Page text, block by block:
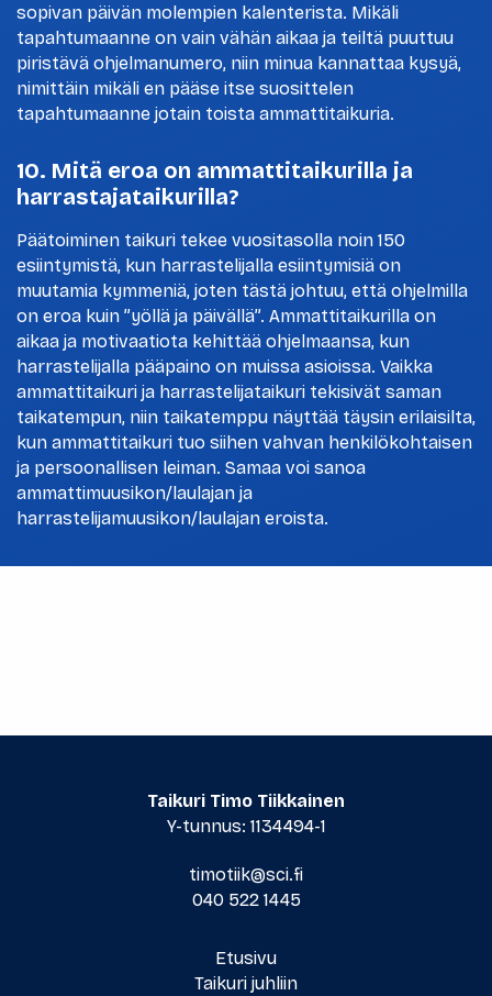
sopivan päivän molempien kalenterista. Mikäli
tapahtumaanne on vain vähän aikaa ja teiltä puuttuu
piristävä ohjelmanumero, niin minua kannattaa kysyä,
nimittäin mikäli en pääse itse suosittelen
tapahtumaanne jotain toista ammattitaikuria.
10. Mitä eroa on ammattitaikurilla ja
harrastajataikurilla?
Päätoiminen taikuri tekee vuositasolla noin 150
esiintymistä, kun harrastelijalla esiintymisiä on
muutamia kymmeniä, joten tästä johtuu, että ohjelmilla
on eroa kuin ”yöllä ja päivällä”. Ammattitaikurilla on
aikaa ja motivaatiota kehittää ohjelmaansa, kun
harrastelijalla pääpaino on muissa asioissa. Vaikka
ammattitaikuri ja harrastelijataikuri tekisivät saman
taikatempun, niin taikatemppu näyttää täysin erilaisilta,
kun ammattitaikuri tuo siihen vahvan henkilökohtaisen
ja persoonallisen leiman. Samaa voi sanoa
ammattimuusikon/laulajan ja
harrastelijamuusikon/laulajan eroista.
Taikuri Timo Tiikkainen
Y-tunnus: 1134494-1
timotiik@sci.fi
040 522 1445
Etusivu
Taikuri juhliin